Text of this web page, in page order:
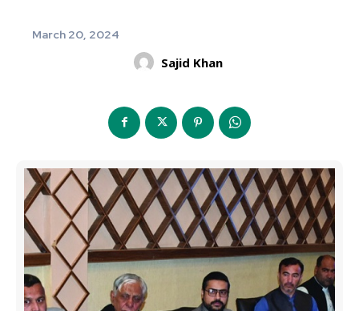
March 20, 2024
Sajid Khan